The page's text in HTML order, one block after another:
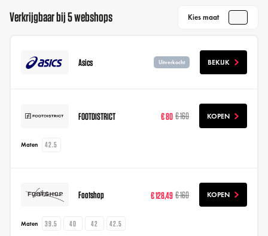
Verkrijgbaar bij 5 webshops Kies maat
Asics Uitverkocht BEKIJK
FOOTDISTRICT € 80 € 160 KOPEN
Maten 42.5
Footshop € 128,49 € 160 KOPEN
Maten 39.5 40 42 42.5